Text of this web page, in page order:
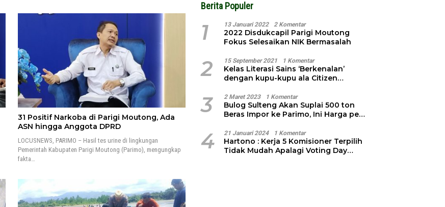
31 Positif Narkoba di Parigi Moutong, Ada
ASN hingga Anggota DPRD
LOCUSNEWS, PARIMO – Hasil tes urine di lingkungan
Pemerintah Kabupaten Parigi Moutong (Parimo), mengungkap
fakta…
Berita Populer
1 13 Januari 2022 2 Komentar
2022 Disdukcapil Parigi Moutong
Fokus Selesaikan NIK Bermasalah
2 15 September 2021 1 Komentar
Kelas Literasi Sains ‘Berkenalan’
dengan kupu-kupu ala Citizen
3 2 Maret 2023 1 Komentar
Bulog Sulteng Akan Suplai 500 ton
Beras Impor ke Parimo, Ini Harga per
4 21 Januari 2024 1 Komentar
Hartono : Kerja 5 Komisioner Terpilih
Tidak Mudah Apalagi Voting Day